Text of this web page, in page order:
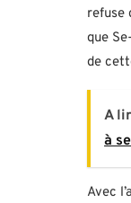
refuse
que
de
A
à
Avec